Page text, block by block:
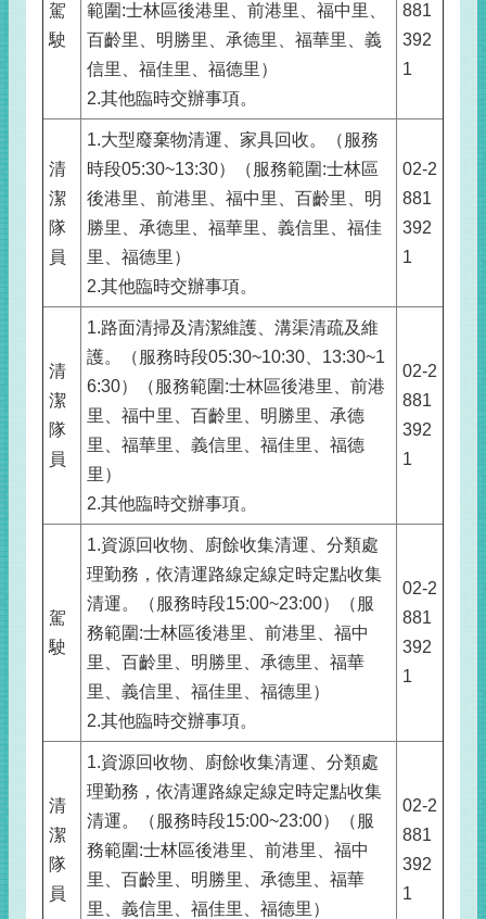
駕
駛
範圍:士林區後港里、前港里、福中里、
百齡里、明勝里、承德里、福華里、義
信里、福佳里、福德里）
2.其他臨時交辦事項。
881
392
1
清
潔
隊
員
1.大型廢棄物清運、家具回收。（服務
時段05:30~13:30）（服務範圍:士林區
後港里、前港里、福中里、百齡里、明
勝里、承德里、福華里、義信里、福佳
里、福德里）
2.其他臨時交辦事項。
02-2
881
392
1
清
潔
隊
員
1.路面清掃及清潔維護、溝渠清疏及維
護。（服務時段05:30~10:30、13:30~1
6:30）（服務範圍:士林區後港里、前港
里、福中里、百齡里、明勝里、承德
里、福華里、義信里、福佳里、福德
里）
2.其他臨時交辦事項。
02-2
881
392
1
駕
駛
1.資源回收物、廚餘收集清運、分類處
理勤務，依清運路線定線定時定點收集
清運。（服務時段15:00~23:00）（服
務範圍:士林區後港里、前港里、福中
里、百齡里、明勝里、承德里、福華
里、義信里、福佳里、福德里）
2.其他臨時交辦事項。
02-2
881
392
1
清
潔
隊
員
1.資源回收物、廚餘收集清運、分類處
理勤務，依清運路線定線定時定點收集
清運。（服務時段15:00~23:00）（服
務範圍:士林區後港里、前港里、福中
里、百齡里、明勝里、承德里、福華
里、義信里、福佳里、福德里）
02-2
881
392
1